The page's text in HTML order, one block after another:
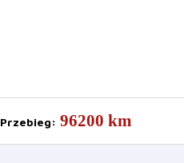
Przebieg: 96200 km